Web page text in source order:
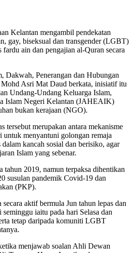
Kelantan mengambil pendekatan
gay, biseksual dan transgender (LGBT)
ain dan pengajian al-Quran secara
Dakwah, Penerangan dan Hubungan
Asri Mat Daud berkata, inisiatif itu
Undang-Undang Keluarga Islam,
Islam Negeri Kelantan (JAHEAIK)
bukan kerajaan (NGO).
tersebut merupakan antara mekanisme
untuk menyantuni golongan remaja
kancah sosial dan berisiko, agar
Islam yang sebenar.
tahun 2019, namun terpaksa dihentikan
susulan pandemik Covid-19 dan
(PKP).
aktif bermula Jun tahun lepas dan
iaitu pada hari Selasa dan
tetap daripada komuniti LGBT
menjawab soalan Ahli Dewan